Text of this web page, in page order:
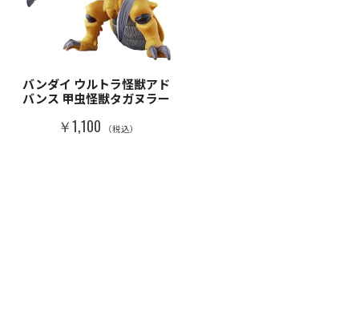
バンダイ ウルトラ怪獣アド
バンス 甲虫怪獣タガヌラー
￥1,100 （税込）